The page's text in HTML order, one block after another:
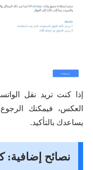
إذا كنت تريد نقل
العكس، فيمكنك
يساعدك بالتأكيد.
نصائح إضافية: